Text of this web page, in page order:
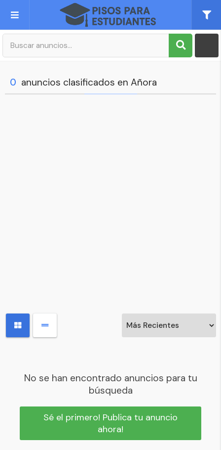
Publica tu Anuncio
0 anuncios clasificados en Añora
No se han encontrado anuncios para tu
búsqueda
Sé el primero! Publica tu anuncio
ahora!